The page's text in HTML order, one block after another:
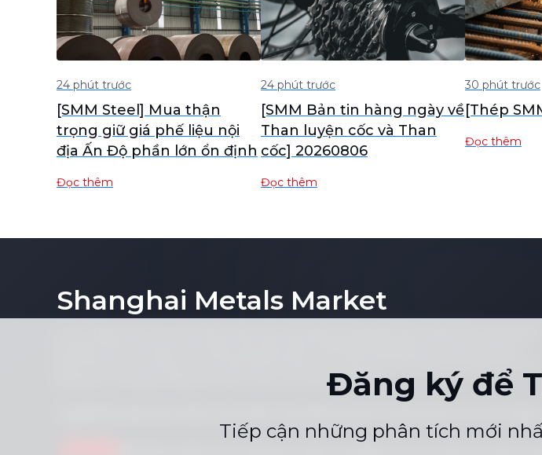
24 phút trước
[SMM Steel] Mua thận
trọng giữ giá phế liệu nội
địa Ấn Độ phần lớn ổn định
Đọc thêm
24 phút trước
[SMM Bản tin hàng ngày về
Than luyện cốc và Than
cốc] 20260806
Đọc thêm
30 phút trước
[Thép
Đọc thêm
Đăng ký để
Tiếp cận những phân tích mới
Shanghai Metals Market
không có sự đồng ý bằng văn bản trước của nhà xuất bản.